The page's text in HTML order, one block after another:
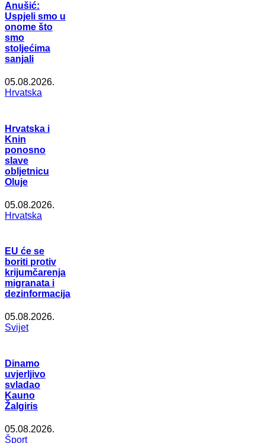
Anušić:
Uspjeli smo u
onome što
smo
stoljećima
sanjali
05.08.2026.
Hrvatska
Hrvatska i
Knin
ponosno
slave
obljetnicu
Oluje
05.08.2026.
Hrvatska
EU će se
boriti protiv
krijumčarenja
migranata i
dezinformacija
05.08.2026.
Svijet
Dinamo
uvjerljivo
svladao
Kauno
Žalgiris
05.08.2026.
Šport